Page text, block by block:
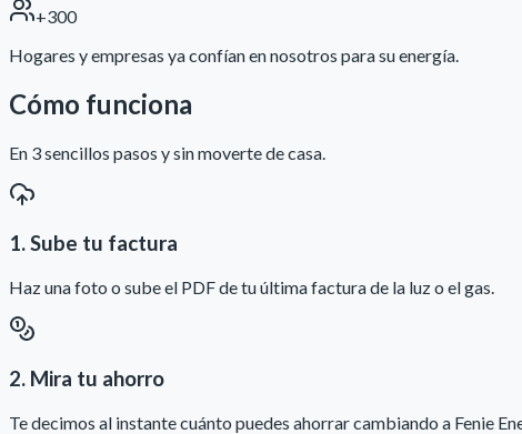
+300
Hogares y empresas ya confían en nosotros para su energía.
Cómo funciona
En 3 sencillos pasos y sin moverte de casa.
1. Sube tu factura
Haz una foto o sube el PDF de tu última factura de la luz o el gas.
2. Mira tu ahorro
Te decimos al instante cuánto puedes ahorrar cambiando a Fenie